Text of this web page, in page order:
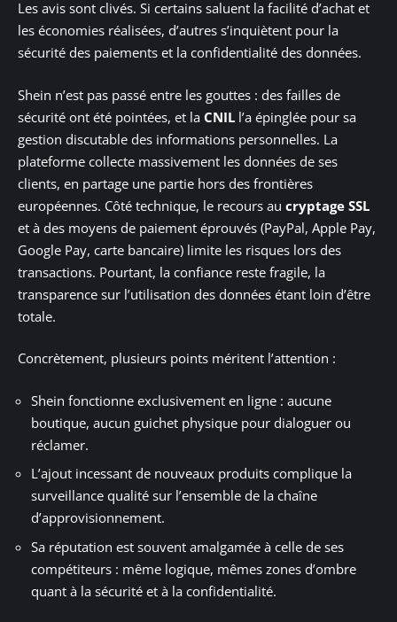
Les avis sont clivés. Si certains saluent la facilité d’achat et
les économies réalisées, d’autres s’inquiètent pour la
sécurité des paiements et la confidentialité des données.
Shein n’est pas passé entre les gouttes : des failles de
sécurité ont été pointées, et la CNIL l’a épinglée pour sa
gestion discutable des informations personnelles. La
plateforme collecte massivement les données de ses
clients, en partage une partie hors des frontières
européennes. Côté technique, le recours au cryptage SSL
et à des moyens de paiement éprouvés (PayPal, Apple Pay,
Google Pay, carte bancaire) limite les risques lors des
transactions. Pourtant, la confiance reste fragile, la
transparence sur l’utilisation des données étant loin d’être
totale.
Concrètement, plusieurs points méritent l’attention :
Shein fonctionne exclusivement en ligne : aucune
boutique, aucun guichet physique pour dialoguer ou
réclamer.
L’ajout incessant de nouveaux produits complique la
surveillance qualité sur l’ensemble de la chaîne
d’approvisionnement.
Sa réputation est souvent amalgamée à celle de ses
compétiteurs : même logique, mêmes zones d’ombre
quant à la sécurité et à la confidentialité.